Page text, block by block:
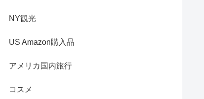
NY観光
US Amazon購入品
アメリカ国内旅行
コスメ